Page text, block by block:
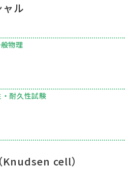
ル
物理
耐久性試験
cell）